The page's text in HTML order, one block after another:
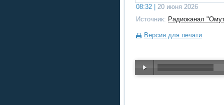
08:32 |
20 июня 2026
Источник: Радиоканал
Версия для печати